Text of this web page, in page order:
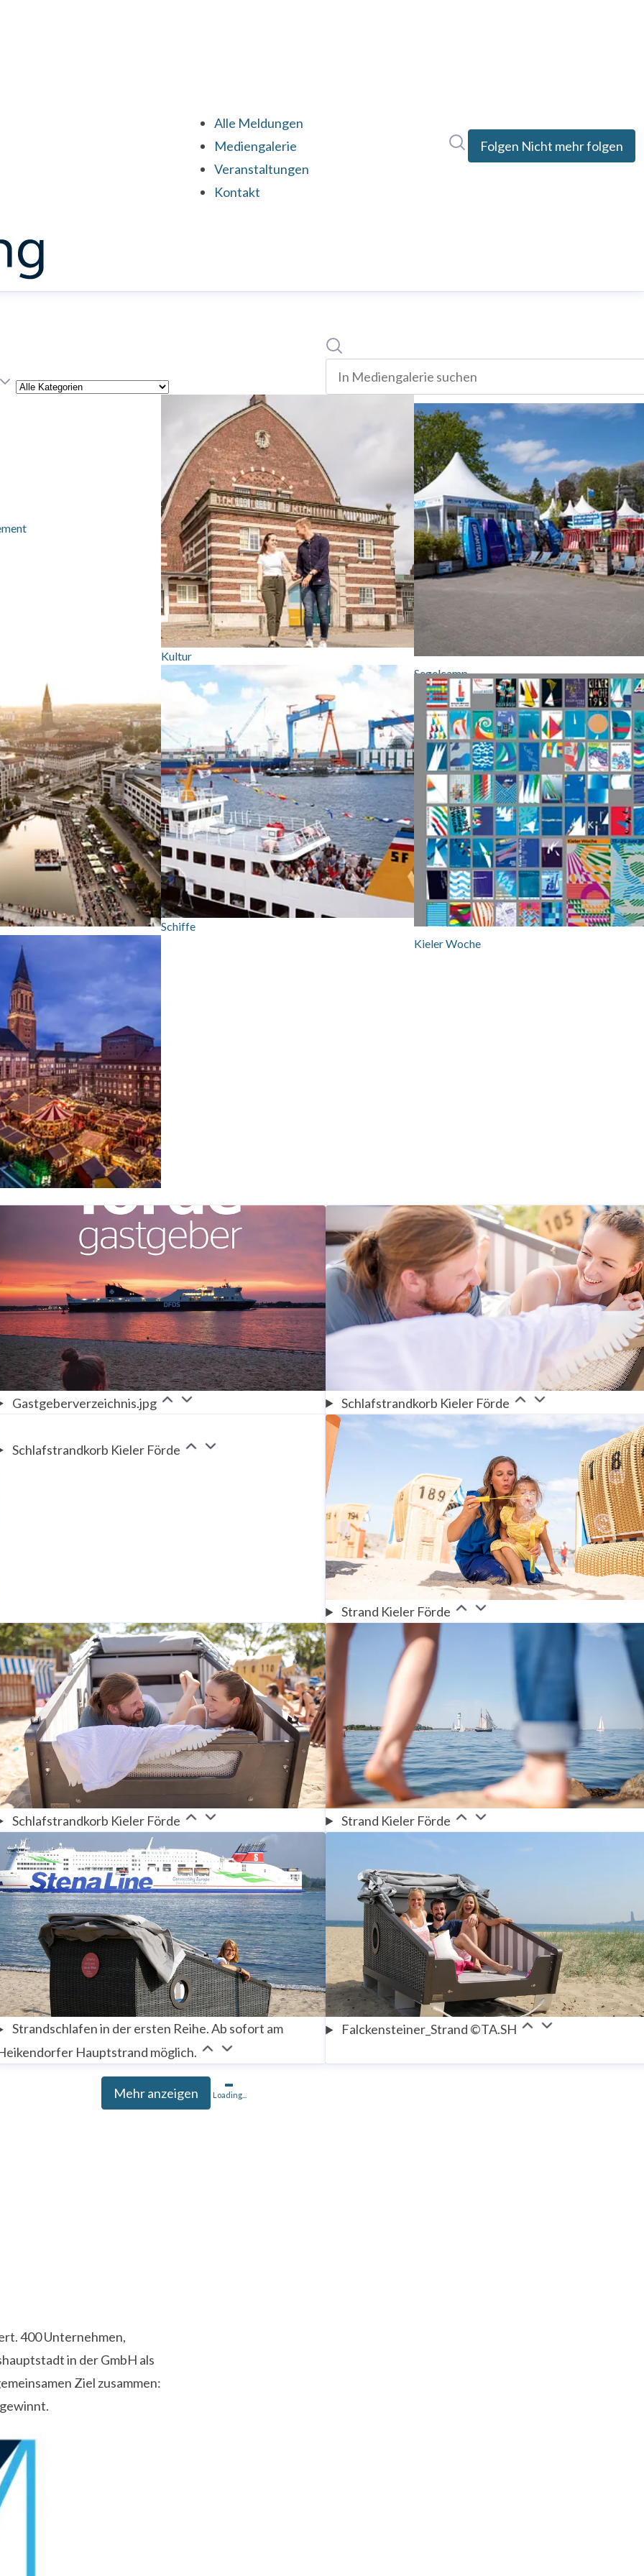
Alle Meldungen
Mediengalerie
Veranstaltungen
Kontakt
Folgen Nicht mehr folgen
Kategorie
Suche
In mediengalerie suchen
Kultur
Segelcamp
Schiffe
Kieler Woche
Gastgeberverzeichnis.jpg Schlafstrandkorb Kieler Förde
Schlafstrandkorb Kieler Förde
Strand Kieler Förde
Schlafstrandkorb Kieler Förde Strand Kieler Förde
Strandschlafen in der ersten Reihe. Ab sofort am
Hauptstrand möglich.
Falckensteiner_Strand ©TA.SH
Mehr anzeigen Loading...
400 Unternehmen,
in der GmbH als
Ziel zusammen: